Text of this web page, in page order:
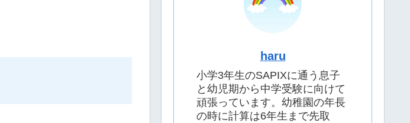
haru
小学3年生のSAPIXに通う息子
と幼児期から中学受験に向けて
頑張っています。幼稚園の年長
の時に計算は6年生まで先取